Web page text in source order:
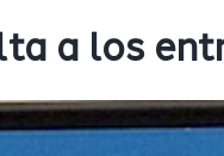
a los